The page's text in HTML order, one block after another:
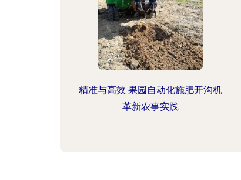
精准与高效 果园自动化施肥开沟机
革新农事实践